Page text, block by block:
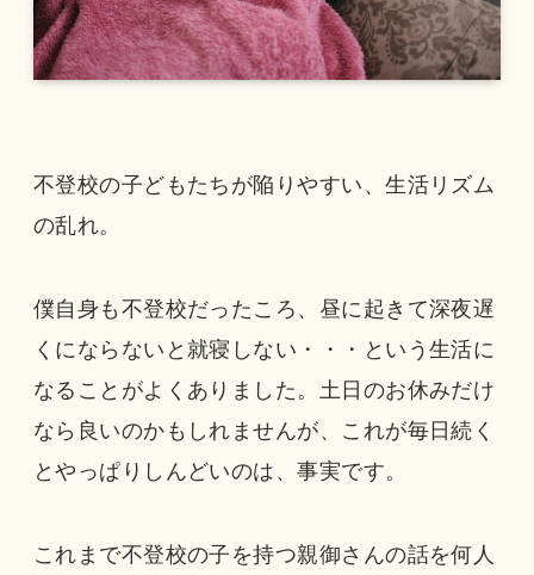
不登校の子どもたちが陥りやすい、生活リズム
の乱れ。
僕自身も不登校だったころ、昼に起きて深夜遅
くにならないと就寝しない・・・という生活に
なることがよくありました。土日のお休みだけ
なら良いのかもしれませんが、これが毎日続く
とやっぱりしんどいのは、事実です。
これまで不登校の子を持つ親御さんの話を何人